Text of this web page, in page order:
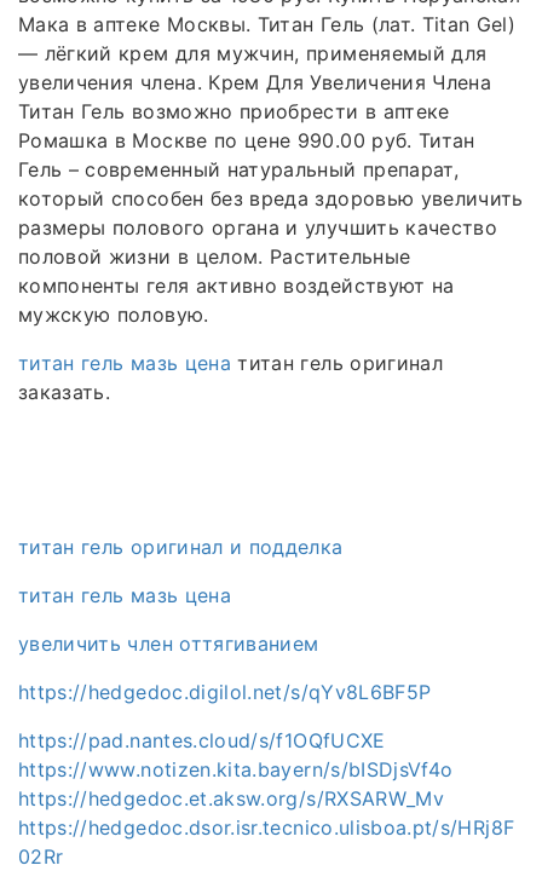
Мака в аптеке Москвы. Титан Гель (лат. Titan Gel)
— лёгкий крем для мужчин, применяемый для
увеличения члена. Крем Для Увеличения Члена
Титан Гель возможно приобрести в аптеке
Ромашка в Москве по цене 990.00 руб. Титан
Гель – современный натуральный препарат,
который способен без вреда здоровью увеличить
размеры полового органа и улучшить качество
половой жизни в целом. Растительные
компоненты геля активно воздействуют на
мужскую половую.
титан гель мазь цена титан гель оригинал
заказать.
титан гель оригинал и подделка
титан гель мазь цена
увеличить член оттягиванием
https://hedgedoc.digilol.net/s/qYv8L6BF5P
https://pad.nantes.cloud/s/f1OQfUCXE
https://www.notizen.kita.bayern/s/bISDjsVf4o
https://hedgedoc.et.aksw.org/s/RXSARW_Mv
https://hedgedoc.dsor.isr.tecnico.ulisboa.pt/s/HRj8F
02Rr